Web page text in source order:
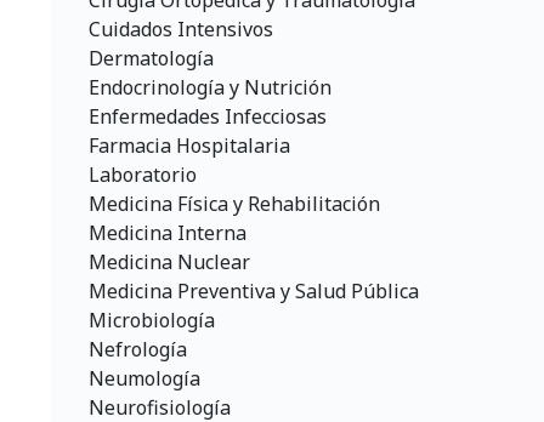
Cuidados Intensivos
Dermatología
Endocrinología y Nutrición
Enfermedades Infecciosas
Farmacia Hospitalaria
Laboratorio
Medicina Física y Rehabilitación
Medicina Interna
Medicina Nuclear
Medicina Preventiva y Salud Pública
Microbiología
Nefrología
Neumología
Neurofisiología